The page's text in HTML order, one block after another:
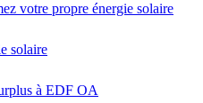
votre propre énergie solaire
solaire
à EDF OA